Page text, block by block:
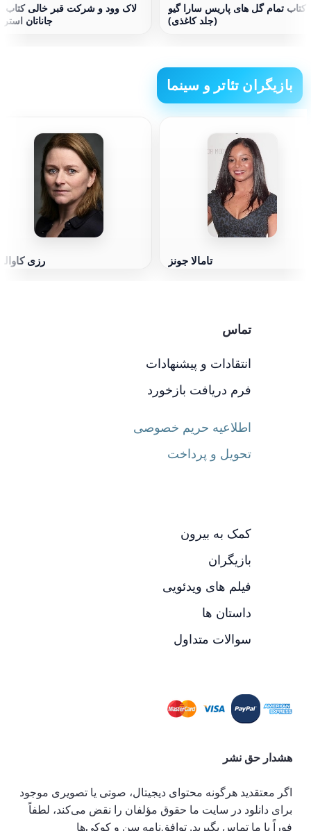
جاناتان
کتاب تمام گل های پاریس سارا گیو
(جلد کاغذی)
بازیگران تئاتر و سینما
رزی تامالا جونز
تماس
انتقادات و پیشنهادات
فرم دریافت بازخورد
اطلاعیه حریم خصوصی
تحویل و پرداخت
کمک به بیرون
بازیگران
فیلم های ویدئویی
داستان ها
سوالات متداول
هشدار حق نشر
اگر معتقدید هرگونه محتوای دیجیتال، صوتی یا تصویری موجود
برای دانلود در سایت ما حقوق مؤلفان را نقض می‌کند، لطفاً
فوراً با ما تماس بگیرید. توافق‌نامه سن و کوکی‌ها